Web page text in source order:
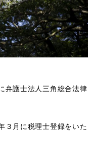
弁護士法人三角総合法律
３月に税理士登録をいた